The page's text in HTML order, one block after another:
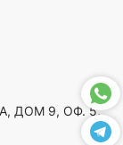
ДОМ 9, ОФ. 5,